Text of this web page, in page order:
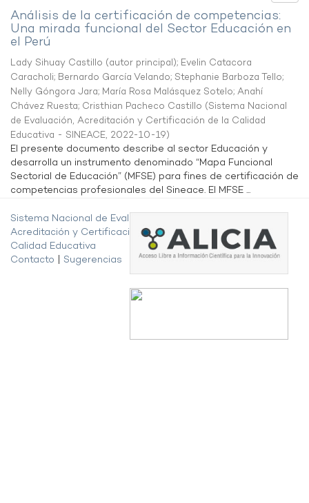
Análisis de la certificación de competencias:
Una mirada funcional del Sector Educación en
el Perú
Lady Sihuay Castillo (autor principal); Evelin Catacora
Caracholi; Bernardo García Velando; Stephanie Barboza Tello;
Nelly Góngora Jara; María Rosa Malásquez Sotelo; Anahí
Chávez Ruesta; Cristhian Pacheco Castillo (Sistema Nacional
de Evaluación, Acreditación y Certificación de la Calidad
Educativa - SINEACE, 2022-10-19)
El presente documento describe al sector Educación y
desarrolla un instrumento denominado “Mapa Funcional
Sectorial de Educación” (MFSE) para fines de certificación de
competencias profesionales del Sineace. El MFSE ...
Sistema Nacional de Evaluación,
Acreditación y Certificación de la
Calidad Educativa
Contacto
Sugerencias